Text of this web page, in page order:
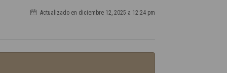
Actualizado en diciembre 12, 2025 a 12:24 pm